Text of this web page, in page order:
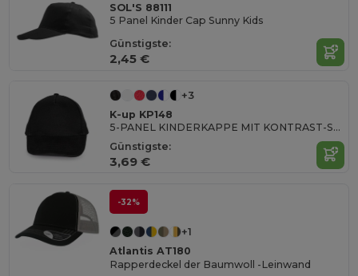
SOL'S 88111
5 Panel Kinder Cap Sunny Kids
Günstigste:
2,45 €
+3
K-up KP148
5-PANEL KINDERKAPPE MIT KONTRAST-SANDWICHSCHIRM
Günstigste:
3,69 €
-32%
+1
Atlantis AT180
Rapperdeckel der Baumwoll -Leinwand